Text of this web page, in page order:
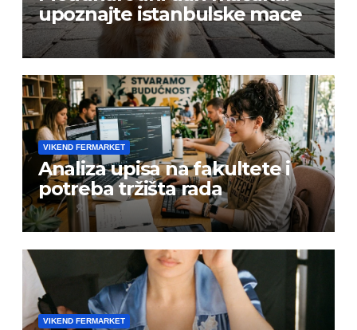
upoznajte istanbulske mace
VIKEND FERMARKET
Analiza upisa na fakultete i
potreba tržišta rada
VIKEND FERMARKET